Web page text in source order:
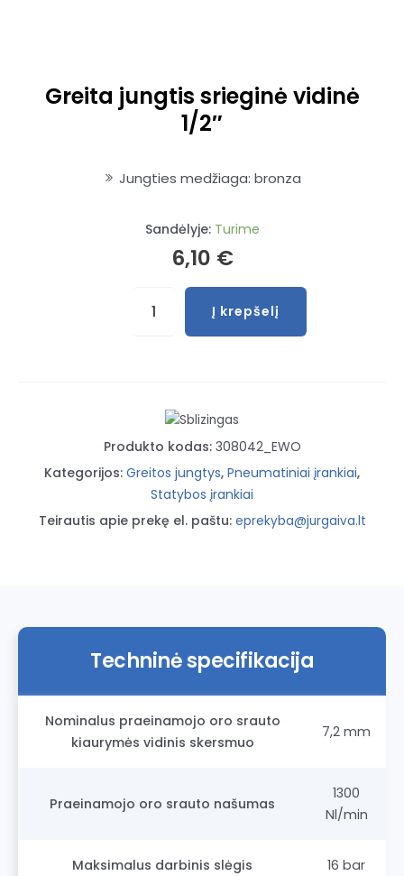
Greita jungtis srieginė vidinė
1/2″
Jungties medžiaga: bronza
Sandėlyje: Turime
6,10 €
Į krepšelį
Produkto kodas: 308042_EWO
Kategorijos: Greitos jungtys, Pneumatiniai įrankiai,
Statybos įrankiai
Teirautis apie prekę el. paštu: eprekyba@jurgaiva.lt
Techninė specifikacija
Nominalus praeinamojo oro srauto
kiaurymės vidinis skersmuo
7,2 mm
Praeinamojo oro srauto našumas
1300
Nl/min
Maksimalus darbinis slėgis 16 bar